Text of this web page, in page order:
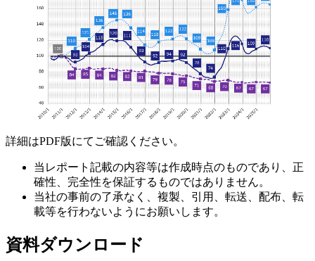
詳細はPDF版にてご確認ください。
当レポート記載の内容等は作成時点のものであり、正
確性、完全性を保証するものではありません。
当社の事前の了承なく、複製、引用、転送、配布、転
載等を行わないようにお願いします。
資料ダウンロード